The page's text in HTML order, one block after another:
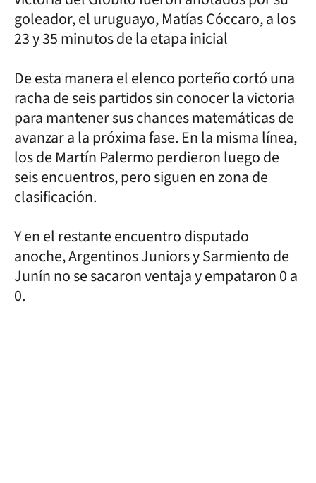
goleador, el uruguayo, Matías Cóccaro, a los
23 y 35 minutos de la etapa inicial
De esta manera el elenco porteño cortó una
racha de seis partidos sin conocer la victoria
para mantener sus chances matemáticas de
avanzar a la próxima fase. En la misma línea,
los de Martín Palermo perdieron luego de
seis encuentros, pero siguen en zona de
clasificación.
Y en el restante encuentro disputado
anoche, Argentinos Juniors y Sarmiento de
Junín no se sacaron ventaja y empataron 0 a
0.